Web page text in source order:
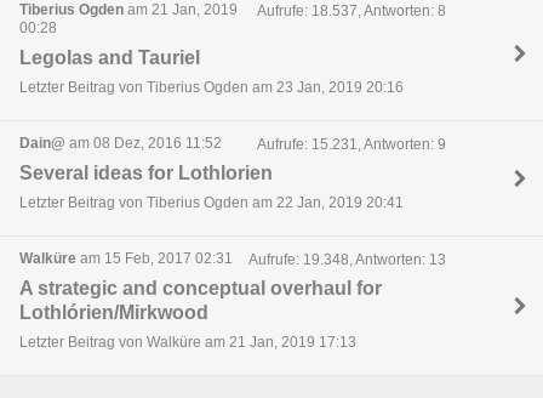
Tiberius Ogden am 21 Jan, 2019
00:28
Aufrufe: 18.537, Antworten: 8
Legolas and Tauriel
Letzter Beitrag von Tiberius Ogden am 23 Jan, 2019 20:16
Dain@ am 08 Dez, 2016 11:52 Aufrufe: 15.231, Antworten: 9
Several ideas for Lothlorien
Letzter Beitrag von Tiberius Ogden am 22 Jan, 2019 20:41
Walküre am 15 Feb, 2017 02:31 Aufrufe: 19.348, Antworten: 13
A strategic and conceptual overhaul for
Lothlórien/Mirkwood
Letzter Beitrag von Walküre am 21 Jan, 2019 17:13